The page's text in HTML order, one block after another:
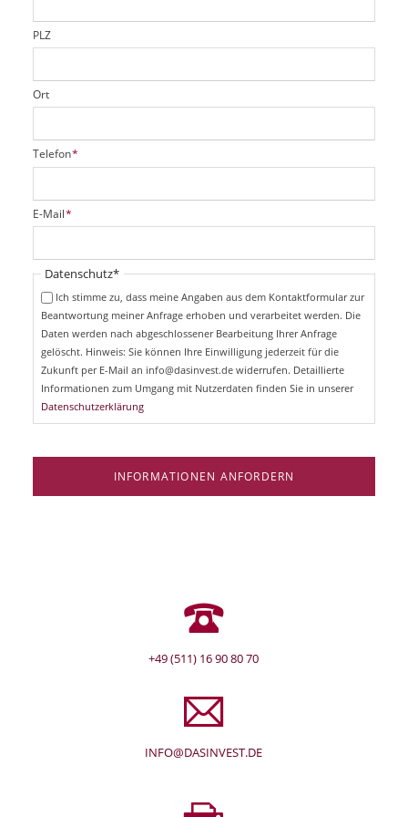
d
PLZ
Ort
P
f
i
c
t
f
Telefon*
P
f
i
E-Mail*
Pflichtfeld
Datenschutz*
Ich stimme zu, dass meine Angaben aus dem Kontaktformular zur
Beantwortung meiner Anfrage erhoben und verarbeitet werden. Die
Daten werden nach abgeschlossener Bearbeitung Ihrer Anfrage
gelöscht. Hinweis: Sie können Ihre Einwilligung jederzeit für die
Zukunft per E-Mail an info@dasinvest.de widerrufen. Detaillierte
Informationen zum Umgang mit Nutzerdaten finden Sie in unserer
Datenschutzerklärung
INFORMATIONEN ANFORDERN
+49 (511) 16 90 80 70
INFO@DASINVEST.DE